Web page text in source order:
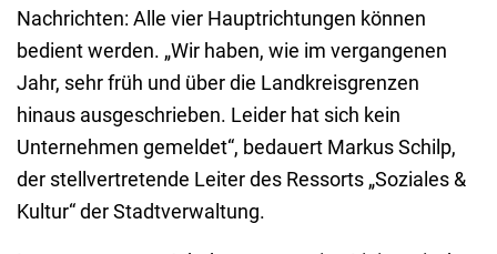
Nachrichten: Alle vier Hauptrichtungen können
bedient werden. „Wir haben, wie im vergangenen
Jahr, sehr früh und über die Landkreisgrenzen
hinaus ausgeschrieben. Leider hat sich kein
Unternehmen gemeldet“, bedauert Markus Schilp,
der stellvertretende Leiter des Ressorts „Soziales &
Kultur“ der Stadtverwaltung.